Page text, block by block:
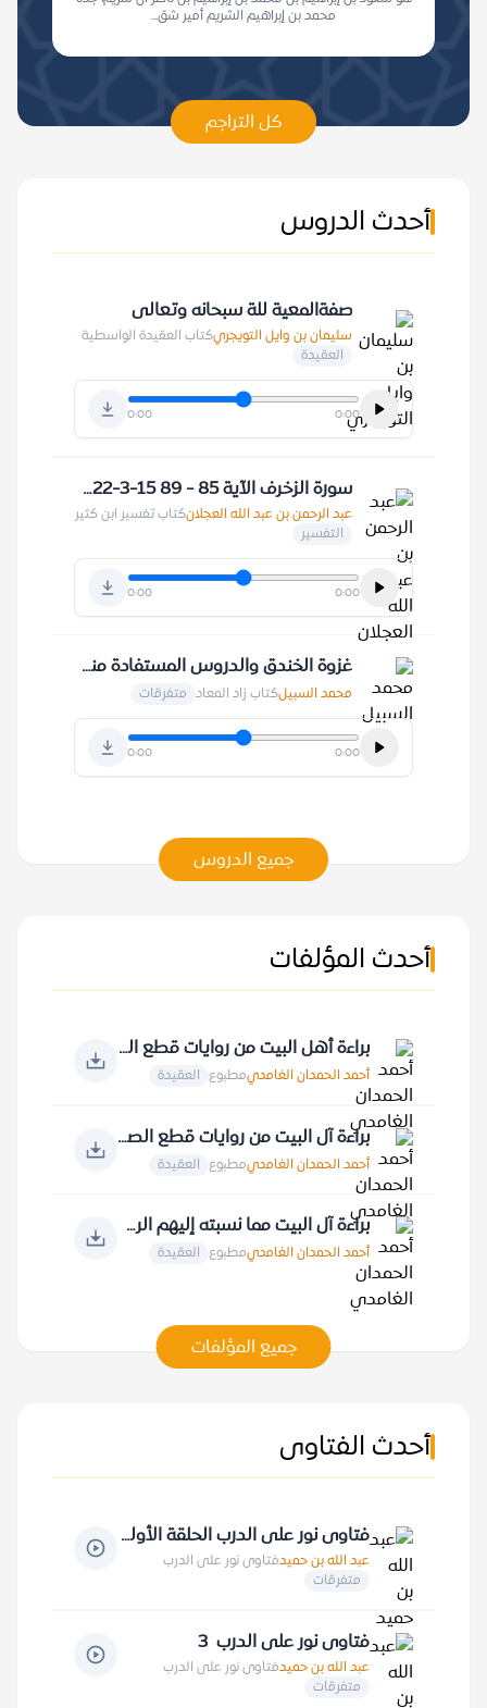
محمد بن إبراهيم الشريم أمير شق...
كل التراجم
أحدث الدروس
صفةالمعية للة سبحانه وتعالى
سليمان بن وايل التويجريكتاب العقيدة الواسطية
العقيدة
0:00 0:00
سورة الزخرف الآية 85 - 89 15-3-1422 هـ
عبد الرحمن بن عبد الله العجلانكتاب تفسير ابن كثير
التفسير
0:00 0:00
غزوة الخندق والدروس المستفادة منها 6-7-1410 هـ
محمد السبيلكتاب زاد المعاد متفرقات
0:00 0:00
جميع الدروس
أحدث المؤلفات
براءة أهل البيت من روايات قطع الصلة بالقرآن الكريم
أحمد الحمدان الغامديمطبوع العقيدة
براءة آل البيت من روايات قطع الصلة بالخالق
أحمد الحمدان الغامديمطبوع العقيدة
براءة آل البيت مما نسبته إليهم الروايات
أحمد الحمدان الغامديمطبوع العقيدة
جميع المؤلفات
أحدث الفتاوى
فتاوى نور على الدرب الحلقة الأولى
عبد الله بن حميدفتاوى نور على الدرب
متفرقات
فتاوى نور على الدرب 3
عبد الله بن حميدفتاوى نور على الدرب
متفرقات